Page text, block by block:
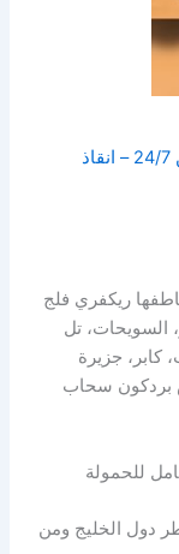
”ونش انقاذ سيارات سطحة مناطق ام القيوين 24/7 – انقاذ
ريكفري فلج
السويحات، تل
كابر، جزيرة
بردكون سحاب
دول الخليج ومن